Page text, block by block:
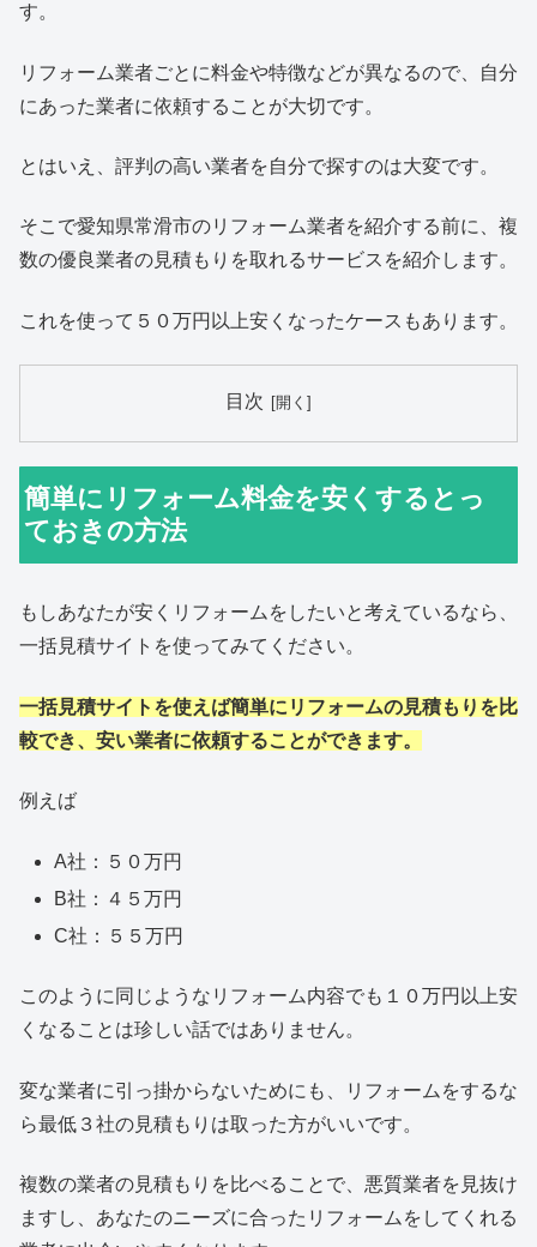
す。
リフォーム業者ごとに料金や特徴などが異なるので、自分
にあった業者に依頼することが大切です。
とはいえ、評判の高い業者を自分で探すのは大変です。
そこで愛知県常滑市のリフォーム業者を紹介する前に、複
数の優良業者の見積もりを取れるサービスを紹介します。
これを使って５０万円以上安くなったケースもあります。
目次
簡単にリフォーム料金を安くするとっ
ておきの方法
もしあなたが安くリフォームをしたいと考えているなら、
一括見積サイトを使ってみてください。
一括見積サイトを使えば簡単にリフォームの見積もりを比
較でき、安い業者に依頼することができます。
例えば
A社：５０万円
B社：４５万円
C社：５５万円
このように同じようなリフォーム内容でも１０万円以上安
くなることは珍しい話ではありません。
変な業者に引っ掛からないためにも、リフォームをするな
ら最低３社の見積もりは取った方がいいです。
複数の業者の見積もりを比べることで、悪質業者を見抜け
ますし、あなたのニーズに合ったリフォームをしてくれる